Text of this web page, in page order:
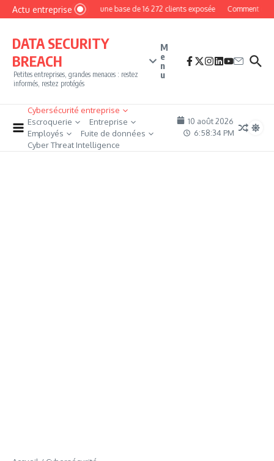
Aller au contenu
Actu entrepriseMyPhoto : une base de 16 272 clients exposée Comment
DATA SECURITY
BREACH
Petites entreprises, grandes menaces : restez
informés, restez protégés
M
e
n
u
Cybersécurité entreprise
Escroquerie
Entreprise
Employés
Fuite de données
Cyber Threat Intelligence
10 août 2026
6:58:35 PM